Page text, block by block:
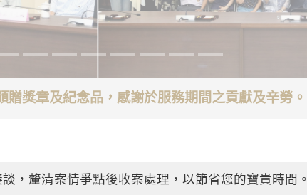
獎章及紀念品，感謝於服務期間之貢獻及辛勞。
，釐清案情爭點後收案處理，以節省您的寶貴時間。